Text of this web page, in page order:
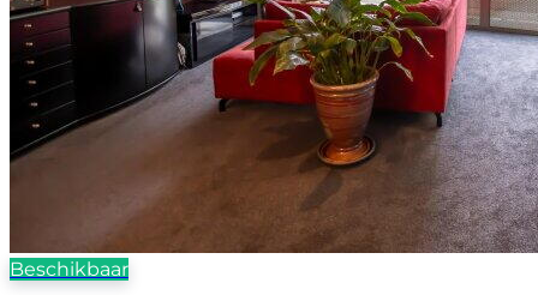
Beschikbaar